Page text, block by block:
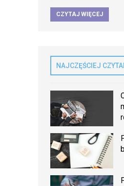
CZYTAJ WIĘCEJ
NAJCZĘŚCIEJ